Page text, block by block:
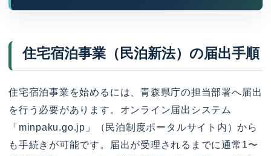
住宅宿泊事業（民泊新法）の届出手順
住宅宿泊事業を始めるには、青森県庁の担当部署へ届出
を行う必要があります。オンライン届出システム
「minpaku.go.jp」（民泊制度ポータルサイト内）から
も手続きが可能です。届出が受理されるまでに通常1〜